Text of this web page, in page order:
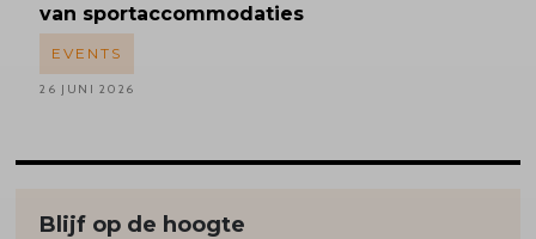
van sportaccommodaties
EVENTS
26 JUNI 2026
Blijf op de hoogte